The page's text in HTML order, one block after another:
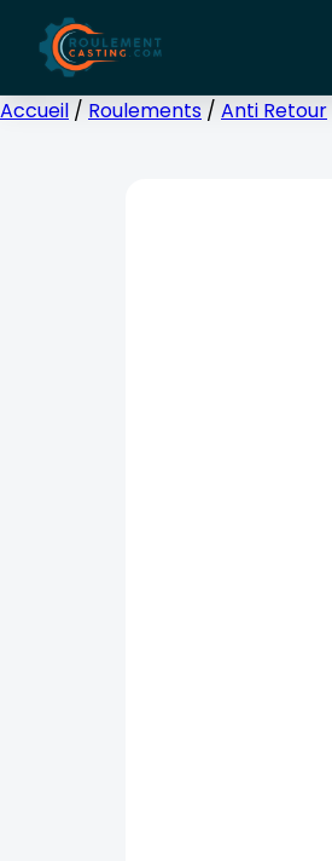
Accueil / Roulements / Anti Retour